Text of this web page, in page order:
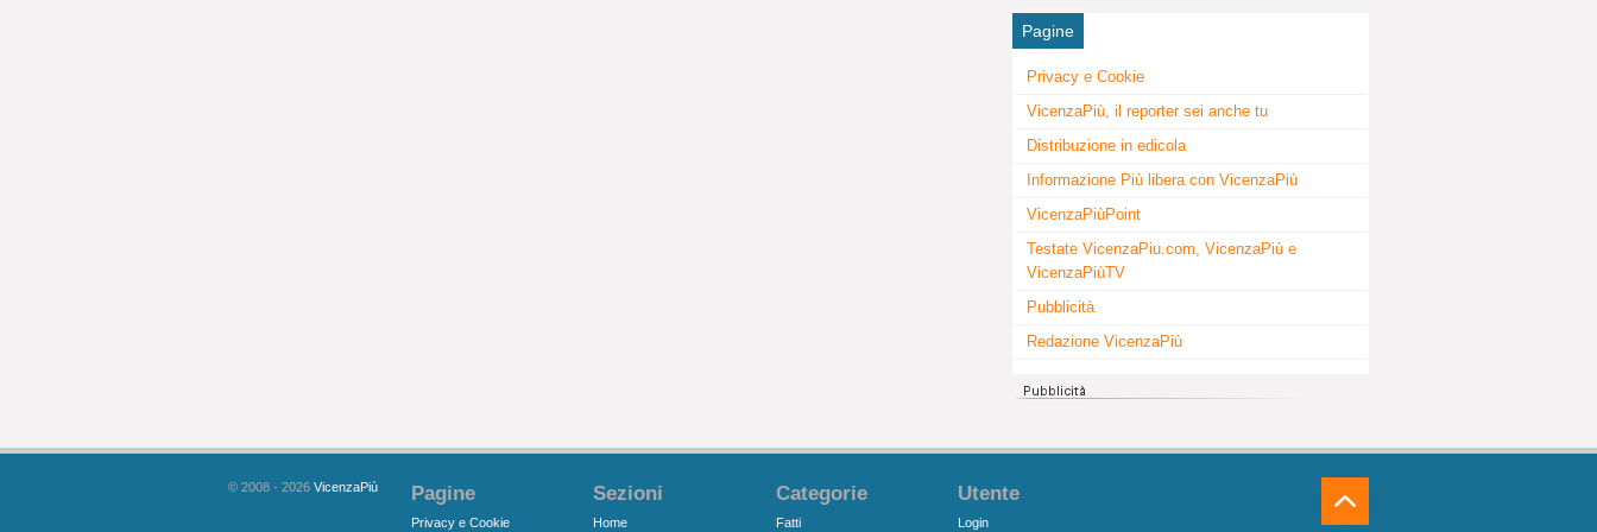
Pagine
Privacy e Cookie
VicenzaPiù, il reporter sei anche tu
Distribuzione in edicola
Informazione Più libera con VicenzaPiù
VicenzaPiùPoint
Testate VicenzaPiu.com, VicenzaPiù e
VicenzaPiùTV
Pubblicità
Redazione VicenzaPiù
© 2008 - 2026 VicenzaPiù Pagine
Privacy e Cookie
Sezioni
Home
Categorie
Fatti
Utente
Login